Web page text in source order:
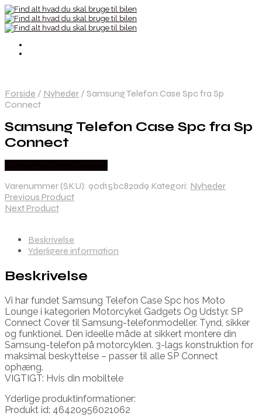
Forside / Nyheder / Samsung Telefon Case Spc fra Sp
Connect
Samsung Telefon Case Spc fra Sp
Connect
Varenummer (SKU): 90d15bc82ad9 Kategori: Nyheder
Previous Product
Next Product
Beskrivelse
Yderligere information
Beskrivelse
Vi har fundet Samsung Telefon Case Spc hos Moto
Lounge i kategorien Motorcykel Gadgets Og Udstyr. SP
Connect Cover til Samsung-telefonmodeller. Tynd, sikker
og funktionel. Den ideelle måde at sikkert montere din
Samsung-telefon på motorcyklen. 3-lags konstruktion for
maksimal beskyttelse – passer til alle SP Connect
ophæng.
VIGTIGT: Hvis din mobiltele
Yderlige produktinformationer:
Produkt id: 46420956021062